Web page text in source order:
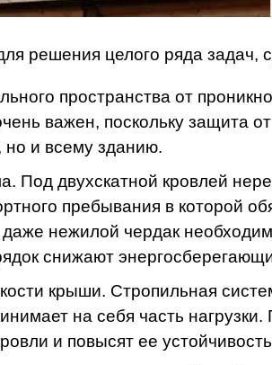
решения целого ряда задач,
пространства от
важен, поскольку защита
но и всему зданию.
Под двухскатной кровлей
пребывания в которой
нежилой чердак
снижают
крыши. Стропильная
на себя часть
и повысят ее